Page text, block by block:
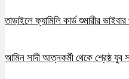
তাড়াইলে ফ্যামিলি কার্ড শুমারীর
আমিন সাদী আত্নকর্মী থেকে শ্রেষ্ঠ যুব